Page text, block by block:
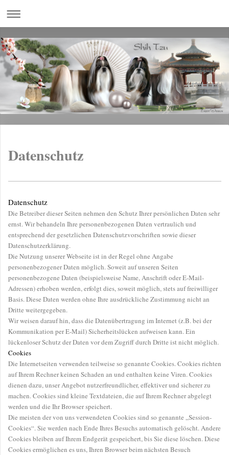
Datenschutz
Datenschutz
Die Betreiber dieser Seiten nehmen den Schutz Ihrer persönlichen Daten sehr
ernst. Wir behandeln Ihre personenbezogenen Daten vertraulich und
entsprechend der gesetzlichen Datenschutzvorschriften sowie dieser
Datenschutzerklärung.
Die Nutzung unserer Webseite ist in der Regel ohne Angabe
personenbezogener Daten möglich. Soweit auf unseren Seiten
personenbezogene Daten (beispielsweise Name, Anschrift oder E-Mail-
Adressen) erhoben werden, erfolgt dies, soweit möglich, stets auf freiwilliger
Basis. Diese Daten werden ohne Ihre ausdrückliche Zustimmung nicht an
Dritte weitergegeben.
Wir weisen darauf hin, dass die Datenübertragung im Internet (z.B. bei der
Kommunikation per E-Mail) Sicherheitslücken aufweisen kann. Ein
lückenloser Schutz der Daten vor dem Zugriff durch Dritte ist nicht möglich.
Cookies
Die Internetseiten verwenden teilweise so genannte Cookies. Cookies richten
auf Ihrem Rechner keinen Schaden an und enthalten keine Viren. Cookies
dienen dazu, unser Angebot nutzerfreundlicher, effektiver und sicherer zu
machen. Cookies sind kleine Textdateien, die auf Ihrem Rechner abgelegt
werden und die Ihr Browser speichert.
Die meisten der von uns verwendeten Cookies sind so genannte „Session-
Cookies“. Sie werden nach Ende Ihres Besuchs automatisch gelöscht. Andere
Cookies bleiben auf Ihrem Endgerät gespeichert, bis Sie diese löschen. Diese
Cookies ermöglichen es uns, Ihren Browser beim nächsten Besuch